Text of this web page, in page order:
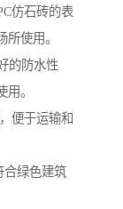
仿石砖的表
使用。
的防水性
。
便于运输和
合绿色建筑